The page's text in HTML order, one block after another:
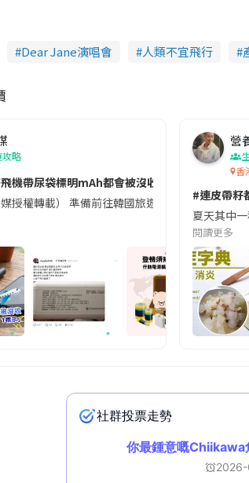
Dear Jane演唱會 人類不宜飛行
攻略
機帶尿袋標明mAh都會被沒收😱出發前切記檢查
媒授權轉載） 準備前往韓國旅遊的民眾，近期
營
香
#連皮帶籽
夏天其中
閱讀更多